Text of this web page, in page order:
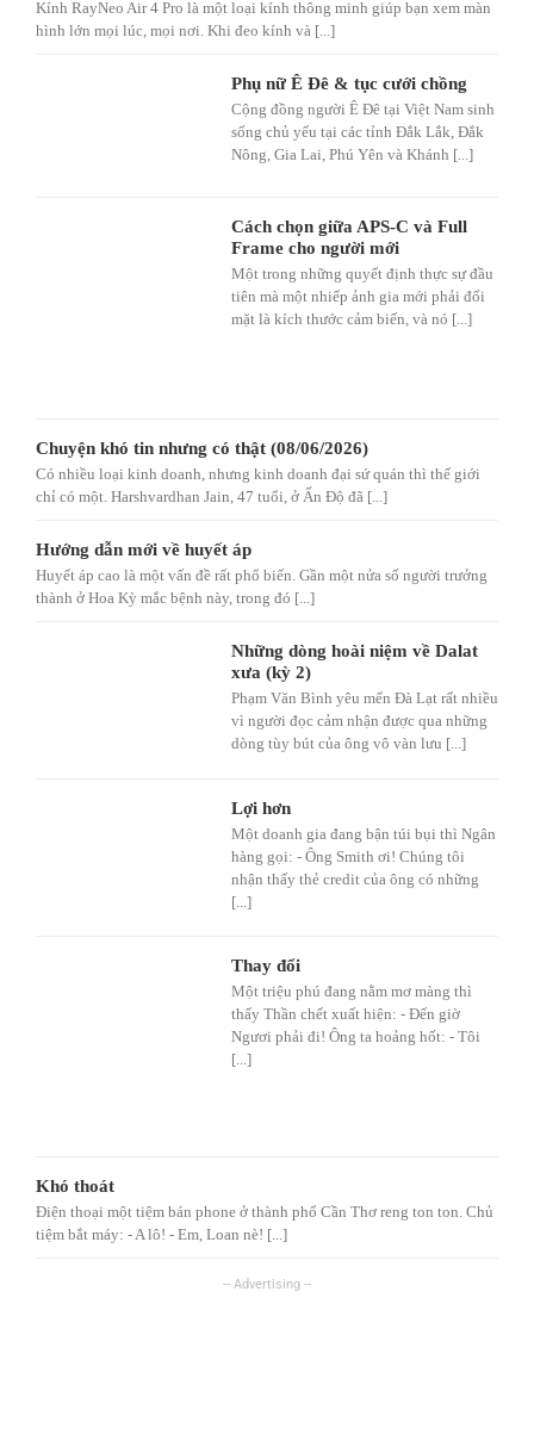
Kính RayNeo Air 4 Pro là một loại kính thông minh giúp bạn xem màn
hình lớn mọi lúc, mọi nơi. Khi đeo kính và [...]
Phụ nữ Ê Đê & tục cưới chồng
Cộng đồng người Ê Đê tại Việt Nam sinh
sống chủ yếu tại các tỉnh Đắk Lắk, Đắk
Nông, Gia Lai, Phú Yên và Khánh [...]
Cách chọn giữa APS-C và Full
Frame cho người mới
Một trong những quyết định thực sự đầu
tiên mà một nhiếp ảnh gia mới phải đối
mặt là kích thước cảm biến, và nó [...]
Chuyện khó tin nhưng có thật (08/06/2026)
Có nhiều loại kinh doanh, nhưng kinh doanh đại sứ quán thì thế giới
chỉ có một. Harshvardhan Jain, 47 tuổi, ở Ấn Độ đã [...]
Hướng dẫn mới về huyết áp
Huyết áp cao là một vấn đề rất phổ biến. Gần một nửa số người trưởng
thành ở Hoa Kỳ mắc bệnh này, trong đó [...]
Những dòng hoài niệm về Dalat
xưa (kỳ 2)
Phạm Văn Bình yêu mến Đà Lạt rất nhiều
vì người đọc cảm nhận được qua những
dòng tùy bút của ông vô vàn lưu [...]
Lợi hơn
Một doanh gia đang bận túi bụi thì Ngân
hàng gọi: - Ông Smith ơi! Chúng tôi
nhận thấy thẻ credit của ông có những
[...]
Thay đổi
Một triệu phú đang nằm mơ màng thì
thấy Thần chết xuất hiện: - Đến giờ
Ngươi phải đi! Ông ta hoảng hốt: - Tôi
[...]
Khó thoát
Điện thoại một tiệm bán phone ở thành phố Cần Thơ reng ton ton. Chủ
tiệm bắt máy: - A lô! - Em, Loan nè! [...]